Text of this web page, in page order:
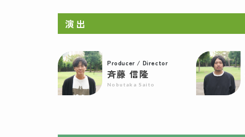
演出
Producer / Director
斉藤 信隆
Nobutaka Saito